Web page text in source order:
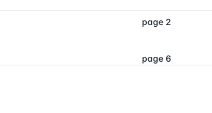
page 2
page 6